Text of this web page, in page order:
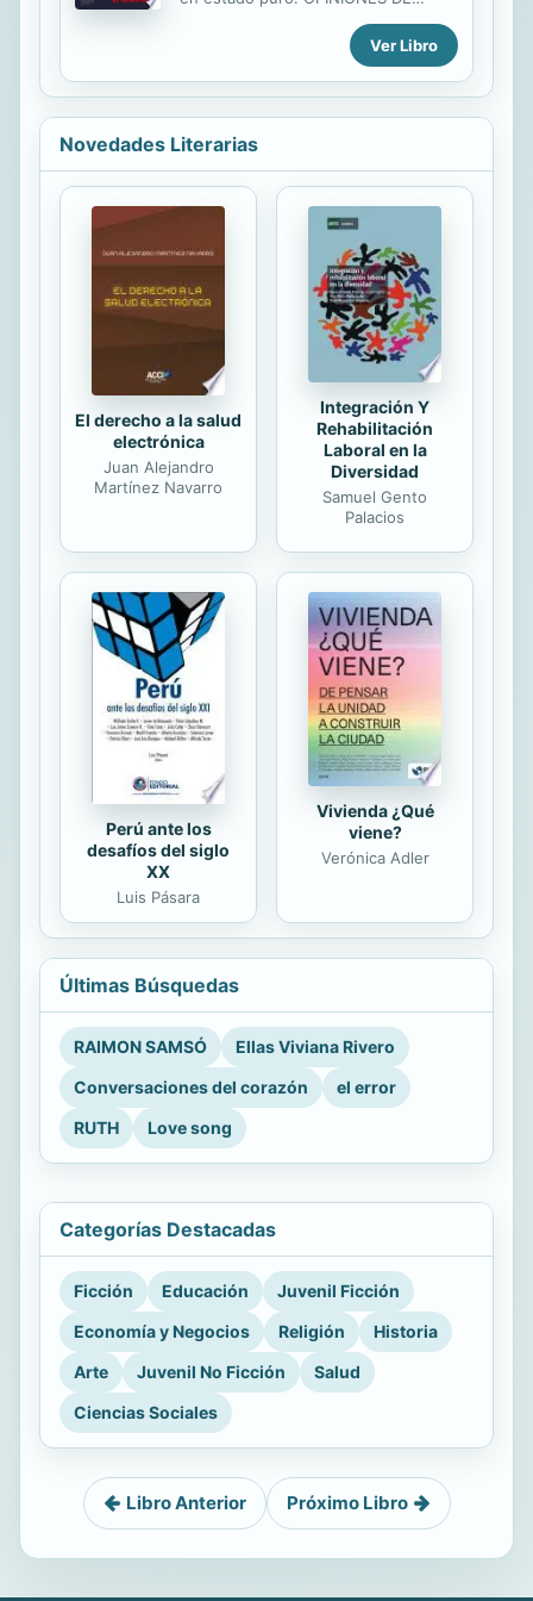
cuyos destinos son manejados
duramente por los que tienen el
CLIENTES: Por Andrés. Muy buena.
Es mejor que la primera entrega.
Muchas veces cuesta desarrollar
nuevas tramas o bien se hacen
repetitivas. Pero no es el caso.
Siempre he pensado que si Santiago
españoles, leyera este tipo de
historias intentarían comprar los
derechos. Por Isabel. Totalmente
recomendable. No me ha
decepcionado en absoluto esta
segunda parte, al contrario, me ha
enganchado exactamente igual que
la primera. Me gustan muchísimo
los...
Ver Libro
Novedades Literarias
El derecho a la salud
electrónica
Juan Alejandro
Martínez Navarro
Integración Y
Rehabilitación
Laboral en la
Diversidad
Samuel Gento
Palacios
Perú ante los
desafíos del siglo
XX
Luis Pásara
Vivienda ¿Qué
viene?
Verónica Adler
Últimas Búsquedas
RAIMON SAMSÓ
Ellas Viviana Rivero
Conversaciones del corazón
el error
RUTH
Love song
Categorías Destacadas
Ficción Educación
Juvenil Ficción
Economía y Negocios
Religión
Historia
Arte
Juvenil No Ficción
Salud
Ciencias Sociales
Libro Anterior Próximo Libro